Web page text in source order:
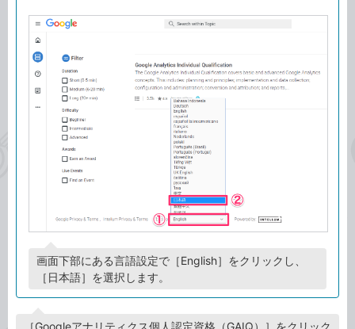
画面下部にある言語設定で［English］をクリックし、
［日本語］を選択します。